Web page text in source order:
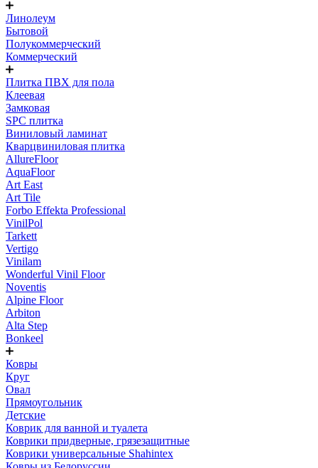
Линолеум
Бытовой
Полукоммерческий
Коммерческий
Плитка ПВХ для пола
Клеевая
Замковая
SPC плитка
Виниловый ламинат
Кварцвиниловая плитка
AllureFloor
AquaFloor
Art East
Art Tile
Forbo Effekta Professional
VinilPol
Tarkett
Vertigo
Vinilam
Wonderful Vinil Floor
Noventis
Alpine Floor
Arbiton
Alta Step
Bonkeel
Ковры
Круг
Овал
Прямоугольник
Детские
Коврик для ванной и туалета
Коврики придверные, грязезащитные
Коврики универсальные Shahintex